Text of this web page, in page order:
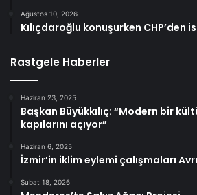
Ağustos 10, 2026
Kılıçdaroğlu konuşurken
Rastgele Haberler
Haziran 23, 2025
Başkan Büyükkılıç: “Modern bir
kapılarını açıyor”
Haziran 6, 2025
İzmir’in iklim eylemi çalışmaları
Şubat 18, 2026